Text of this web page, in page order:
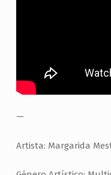
—
Artista: Margarida